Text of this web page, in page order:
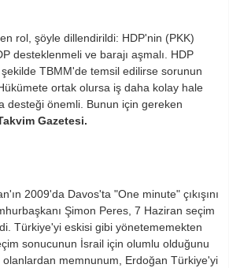
rol, şöyle dillendirildi: HDP'nin (PKK)
desteklenmeli ve barajı aşmalı. HDP
TBMM'de temsil edilirse sorunun
ortak olursa iş daha kolay hale
desteği önemli. Bunun için gereken
Gazetesi.
2009'da Davos'ta "One minute" çıkışını
Şimon Peres, 7 Haziran seçim
Türkiye'yi eskisi gibi yönetememekten
sonucunun İsrail için olumlu olduğunu
memnunum, Erdoğan Türkiye'yi